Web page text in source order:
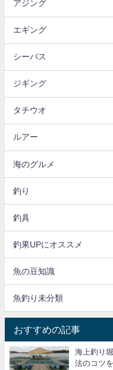
アジング
エギング
シーバス
ジギング
タチウオ
ルアー
海のグルメ
釣り
釣具
釣果UPにオススメ
魚の豆知識
魚釣り未分類
おすすめの記事
海上釣り
法のコツ